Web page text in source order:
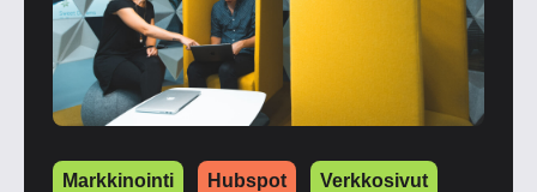
Markkinointi Hubspot Verkkosivut